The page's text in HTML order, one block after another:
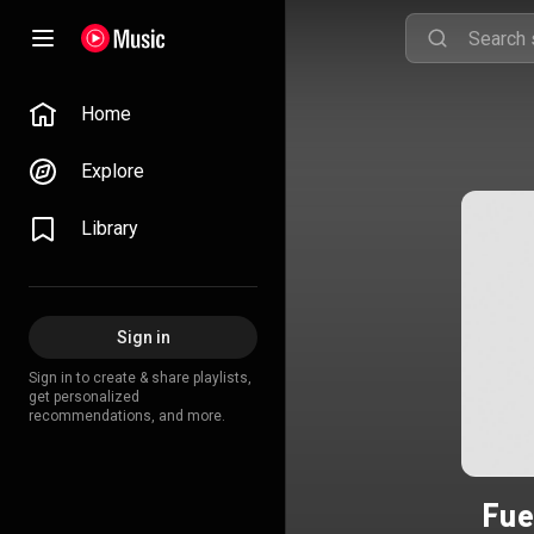
Home
Explore
Library
Sign in
Sign in to create & share playlists,
get personalized
recommendations, and more.